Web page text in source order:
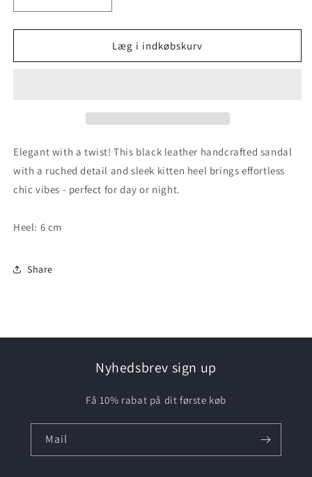
antallet
for
Brown
antallet
for
Grace
Brown
Læg i indkøbskurv
Elegant with a twist! This black leather handcrafted sandal
with a ruched detail and sleek kitten heel brings effortless
chic vibes - perfect for day or night.
Heel: 6 cm
Share
Nyhedsbrev sign up
Få 10% rabat på dit første køb
Mail